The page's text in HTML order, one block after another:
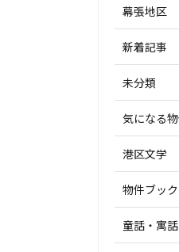
幕張地区
新着記事
未分類
気になる
港区文学
物件ブッ
童話・寓